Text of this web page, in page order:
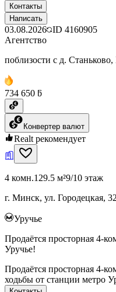
Контакты
Написать
03.08.2026 ID 4160905
Агентство
поблизости с д.
734 650 ƃ
Конвертер валют
Realt рекомендует
4 комн.129.5 м²9/10 этаж
г. Минск, ул. Городецкая, 32
Уручье
Продаётся просторная 4-
Уручье!
Продаётся просторная 4-
ходьбы от станции метро